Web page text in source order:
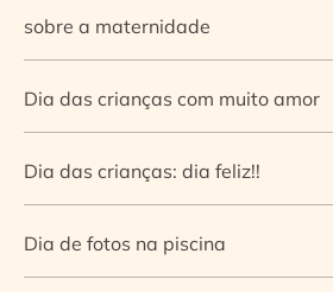
sobre a maternidade
Dia das crianças com muito amor
Dia das crianças: dia feliz!!
Dia de fotos na piscina